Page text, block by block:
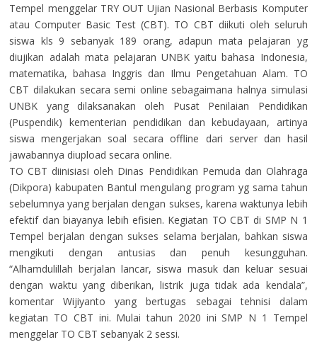
Tempel menggelar TRY OUT Ujian Nasional Berbasis Komputer
atau Computer Basic Test (CBT). TO CBT diikuti oleh seluruh
siswa kls 9 sebanyak 189 orang, adapun mata pelajaran yg
diujikan adalah mata pelajaran UNBK yaitu bahasa Indonesia,
matematika, bahasa Inggris dan Ilmu Pengetahuan Alam. TO
CBT dilakukan secara semi online sebagaimana halnya simulasi
UNBK yang dilaksanakan oleh Pusat Penilaian Pendidikan
(Puspendik) kementerian pendidikan dan kebudayaan, artinya
siswa mengerjakan soal secara offline dari server dan hasil
jawabannya diupload secara online.
TO CBT diinisiasi oleh Dinas Pendidikan Pemuda dan Olahraga
(Dikpora) kabupaten Bantul mengulang program yg sama tahun
sebelumnya yang berjalan dengan sukses, karena waktunya lebih
efektif dan biayanya lebih efisien. Kegiatan TO CBT di SMP N 1
Tempel berjalan dengan sukses selama berjalan, bahkan siswa
mengikuti dengan antusias dan penuh kesungguhan.
“Alhamdulillah berjalan lancar, siswa masuk dan keluar sesuai
dengan waktu yang diberikan, listrik juga tidak ada kendala”,
komentar Wijiyanto yang bertugas sebagai tehnisi dalam
kegiatan TO CBT ini. Mulai tahun 2020 ini SMP N 1 Tempel
menggelar TO CBT sebanyak 2 sessi.